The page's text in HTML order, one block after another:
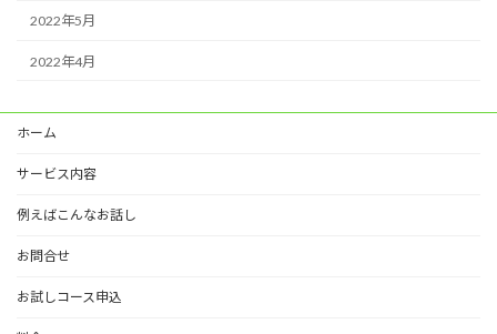
2022年5月
2022年4月
ホーム
サービス内容
例えばこんなお話し
お問合せ
お試しコース申込